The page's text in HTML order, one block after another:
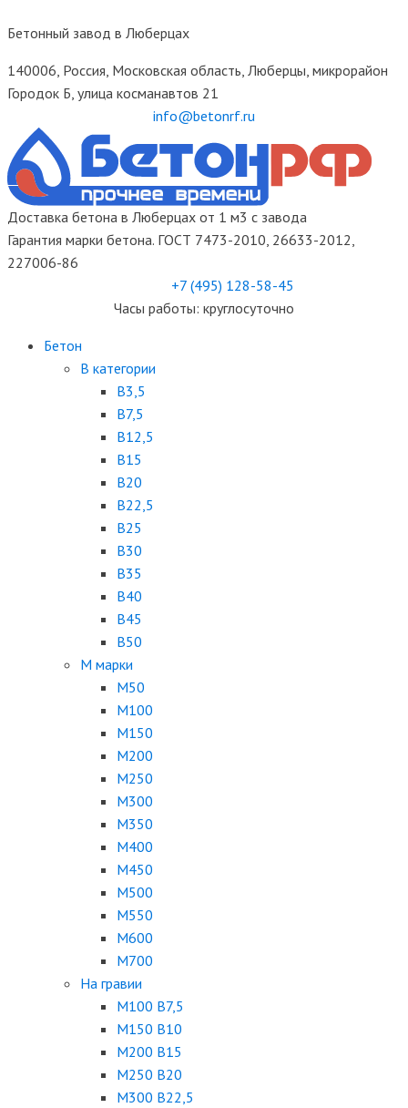
Бетонный завод в Люберцах
140006, Россия, Московская область, Люберцы, микрорайон
Городок Б, улица косманавтов 21
info@betonrf.ru
Доставка бетона в Люберцах от 1 м3 с завода
Гарантия марки бетона. ГОСТ 7473-2010, 26633-2012,
227006-86
+7 (495) 128-58-45
Часы работы: круглосуточно
Бетон
B категории
B3,5
B7,5
B12,5
B15
B20
B22,5
B25
B30
B35
B40
B45
B50
М марки
М50
М100
М150
М200
М250
М300
М350
М400
М450
М500
М550
М600
М700
На гравии
М100 B7,5
М150 B10
М200 B15
М250 B20
М300 B22,5